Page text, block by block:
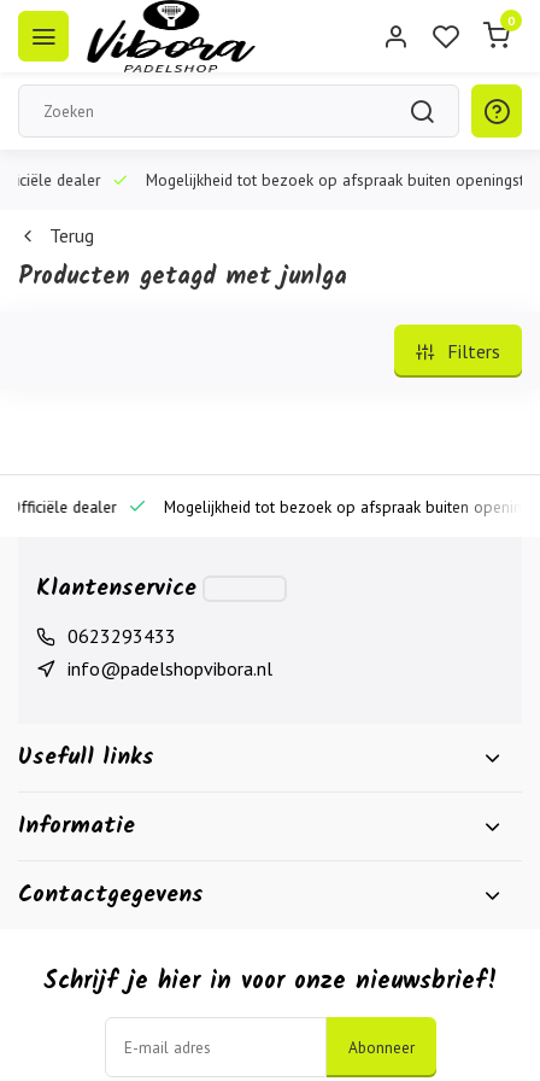
0
dealer Mogelijkheid tot bezoek op afspraak buiten openingstijden
Terug
Producten getagd met junlga
Filters
dealer Mogelijkheid tot bezoek op afspraak buiten
Klantenservice
0623293433
info@padelshopvibora.nl
Usefull links
Informatie
Contactgegevens
Schrijf je hier in voor onze nieuwsbrief!
Abonneer